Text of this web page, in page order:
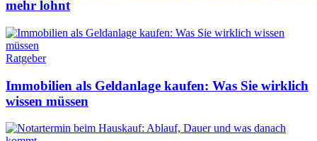
mehr lohnt
Ratgeber
Immobilien als Geldanlage kaufen: Was Sie wirklich
wissen müssen